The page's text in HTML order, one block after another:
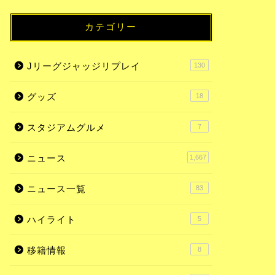
カテゴリー
Jリーグジャッジリプレイ 130
グッズ 18
スタジアムグルメ 7
ニュース 1,667
ニュース一覧 83
ハイライト 5
移籍情報 8